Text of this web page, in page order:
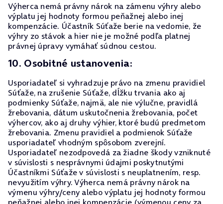
Výherca nemá právny nárok na zámenu výhry alebo
výplatu jej hodnoty formou peňažnej alebo inej
kompenzácie. Účastník Súťaže berie na vedomie, že
výhry zo stávok a hier nie je možné podľa platnej
právnej úpravy vymáhať súdnou cestou.
10. Osobitné ustanovenia:
Usporiadateľ si vyhradzuje právo na zmenu pravidiel
Súťaže, na zrušenie Súťaže, dĺžku trvania ako aj
podmienky Súťaže, najmä, ale nie výlučne, pravidlá
žrebovania, dátum uskutočnenia žrebovania, počet
výhercov, ako aj druhy výhier, ktoré budú predmetom
žrebovania. Zmenu pravidiel a podmienok Súťaže
usporiadateľ vhodným spôsobom zverejní.
Usporiadateľ nezodpovedá za žiadne škody vzniknuté
v súvislosti s nesprávnymi údajmi poskytnutými
Účastníkmi Súťaže v súvislosti s neuplatnením, resp.
nevyužitím výhry. Výherca nemá právny nárok na
výmenu výhry/ceny alebo výplatu jej hodnoty formou